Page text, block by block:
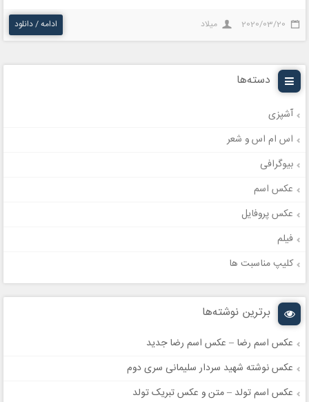
2020/03/20 میلاد ادامه / دانلود
دسته‌ها
آشپزی
اس ام اس و شعر
بیوگرافی
عکس اسم
عکس پروفایل
فیلم
کلیپ مناسبت ها
برترین نوشته‌ها
عکس اسم رضا – عکس اسم رضا جدید
عکس نوشته شهید سردار سلیمانی سری دوم
عکس اسم تولد – متن و عکس تبریک تولد